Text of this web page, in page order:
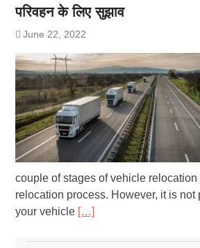
परिवहन के लिए सुझाव
June 22, 2022
couple of stages of vehicle
relocation process. However, it is not
your vehicle […]